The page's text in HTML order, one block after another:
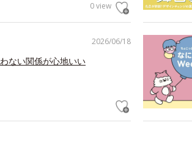
0 view
2026/06/18
ない関係が心地いい